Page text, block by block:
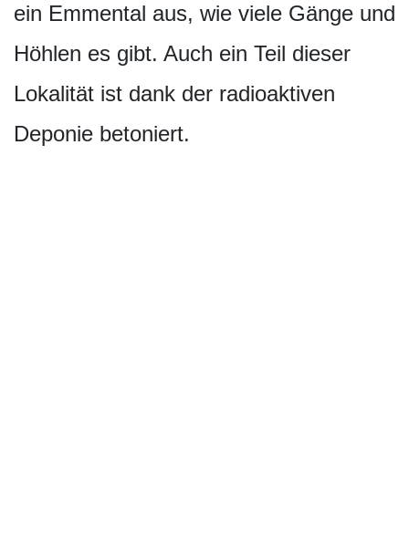
ein Emmental aus, wie viele Gänge und
Höhlen es gibt. Auch ein Teil dieser
Lokalität ist dank der radioaktiven
Deponie betoniert.